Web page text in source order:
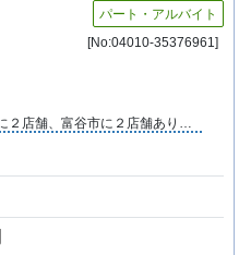
パート・アルバイト
[No:04010-35376961]